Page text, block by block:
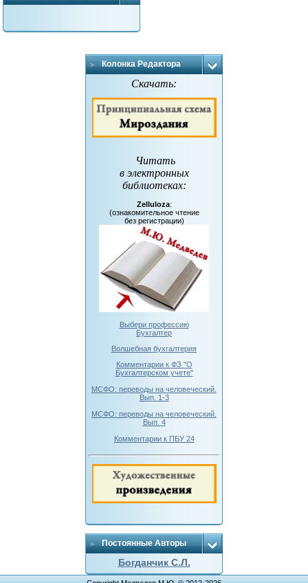
Колонка Редактора
Скачать:
Читать
в электронных
библиотеках:
Zelluloza:
(ознакомительное чтение
без регистрации)
Выбери профессию
Бухгалтер
Волшебная бухгалтерия
Комментарии к ФЗ "О
Бухгалтерском учете"
МСФО: переводы на человеческий.
Вып. 1-3
МСФО: переводы на человеческий.
Вып. 4
Комментарии к ПБУ 24
Постоянные Авторы
Богданчик С.Л.